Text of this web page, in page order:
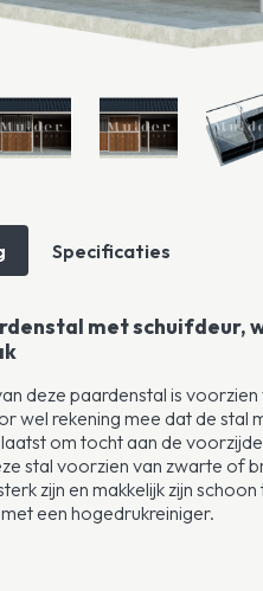
Specificaties
met schuifdeur,
deze paardenstal is voorzien
wel rekening mee dat de stal
om tocht aan de
stal voorzien van zwarte of
zijn en makkelijk zijn
een hogedrukreiniger.